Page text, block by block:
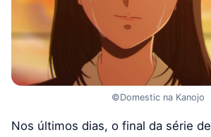
©Domestic na Kanojo
Nos últimos dias, o final da série de